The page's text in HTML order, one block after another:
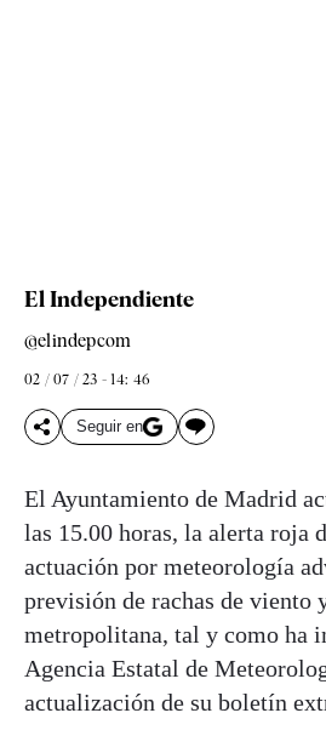
El Independiente
@elindepcom
02 / 07 / 23 - 14: 46
Seguir en
El Ayuntamiento de Madrid
las 15.00 horas, la alerta roja
actuación por meteorología
previsión de rachas de viento
metropolitana, tal y como ha
Agencia Estatal de
actualización de su boletín